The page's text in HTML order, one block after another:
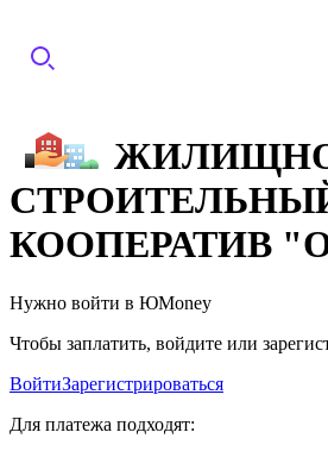
КООПЕРАТИВ
Нужно войти в ЮMoney
Чтобы заплатить, войдите или
ВойтиЗарегистрироваться
Для платежа подходят: